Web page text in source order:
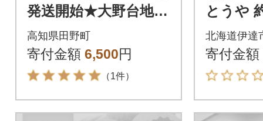
発送開始★大野台地で
採れた令和8年産新じ
ゃがいも『とうや』5
kg訳あり品
高知県田野町
寄付金額 6,500円
（1件）
とうや
北海道伊達
寄付金額